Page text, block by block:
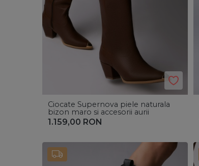
Ciocate Supernova piele naturala
bizon maro si accesorii aurii
1.159,00 RON